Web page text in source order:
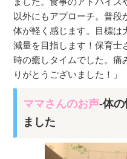
以外にもアプローチ。普段
体が軽く感じます。目標は
減量を目指します！保育士
時の癒しタイムでした。
りがとうございました！」
ママさんのお声-体
ました